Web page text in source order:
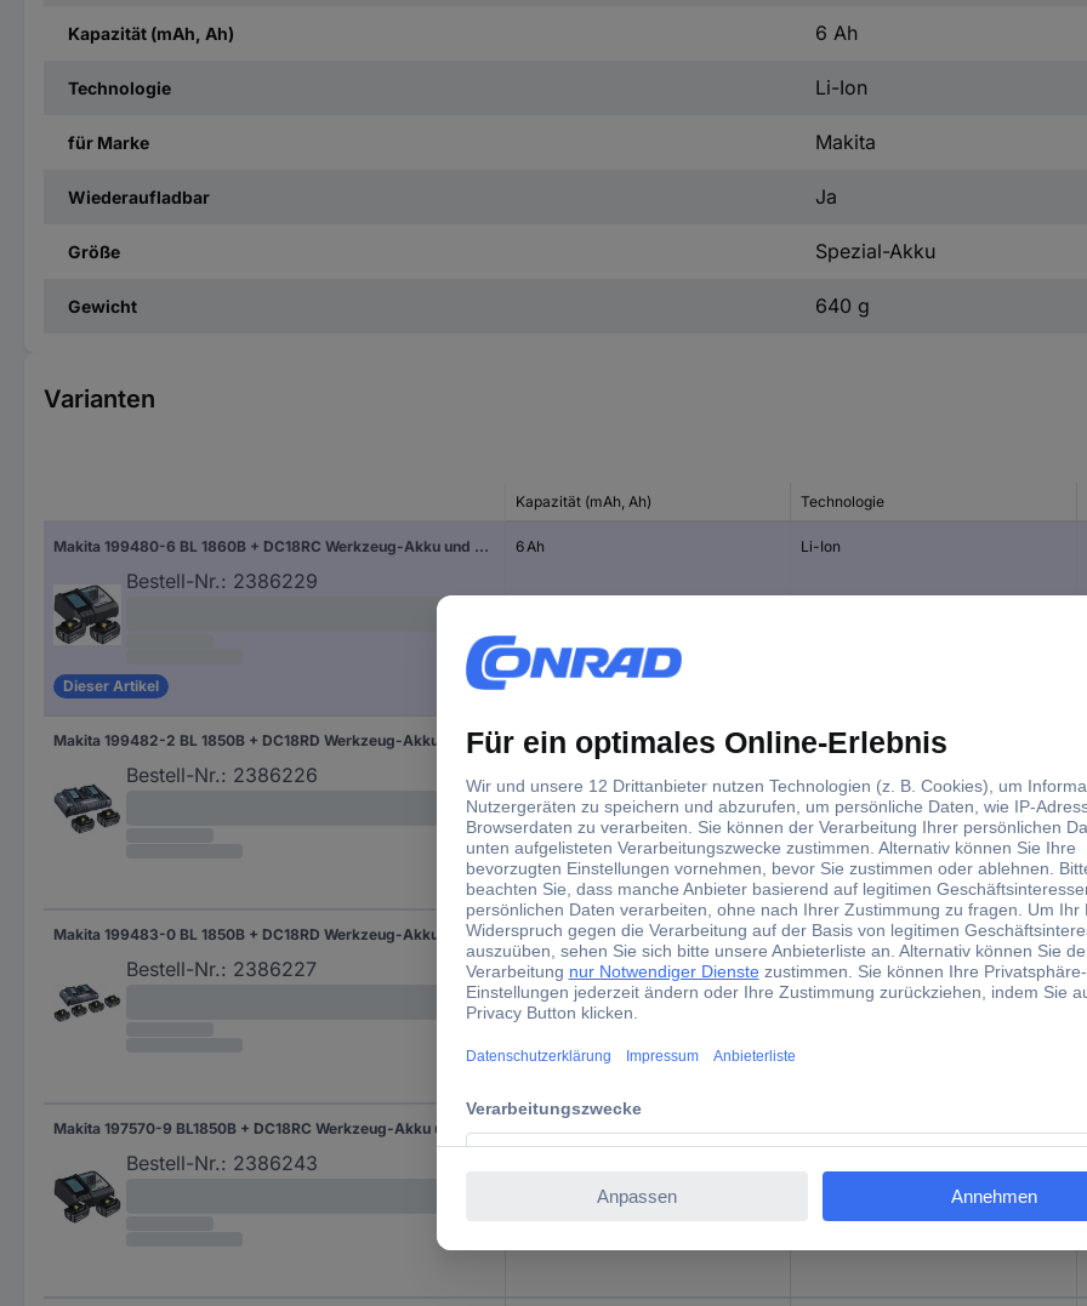
Kapazität (mAh, Ah) 6 Ah
Technologie Li-Ion
für Marke Makita
Wiederaufladbar Ja
Größe Spezial-Akku
Gewicht 640 g
Varianten
Kapazität (mAh, Ah) Technologie
Makita 199480-6 BL 1860B + DC18RC Werkzeug-Akku und Ladegerät 18 V 6 Ah Li-Ion
Bestell-Nr.: 2386229
Dieser Artikel
6 Ah Li-Ion
Makita 199482-2 BL 1850B + DC18RD Werkzeug-Akku und Ladegerät 18 V 5 Ah Li-Ion
Bestell-Nr.: 2386226
5 Ah Li-Ion
Makita 199483-0 BL 1850B + DC18RD Werkzeug-Akku und Ladegerät 18 V 5 Ah Li-Ion
Bestell-Nr.: 2386227
5 Ah Li-Ion
Bestell-Nr.: 2386243